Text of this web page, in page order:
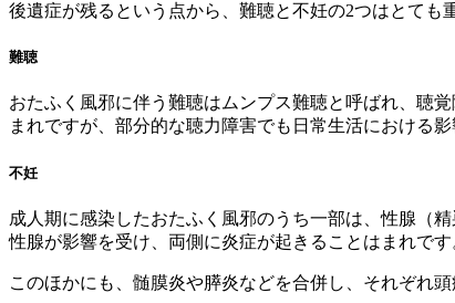
後遺症が残るという点から、難聴と不妊の2つはとても
難聴
おたふく風邪に伴う難聴はムンプス難聴と呼ばれ、聴
まれですが、部分的な聴力障害でも日常生活における
不妊
成人期に感染したおたふく風邪のうち一部は、性腺（
性腺が影響を受け、両側に炎症が起きることはまれで
このほかにも、髄膜炎や膵炎などを合併し、それぞれ